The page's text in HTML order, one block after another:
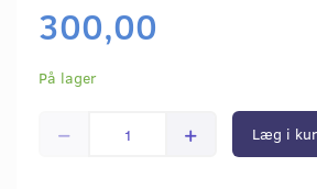
300,00
På lager
Læg i